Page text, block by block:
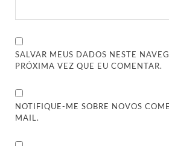
SALVAR MEUS DADOS NESTE
PRÓXIMA VEZ QUE EU COMENTAR.
NOTIFIQUE-ME SOBRE NOVOS
MAIL.